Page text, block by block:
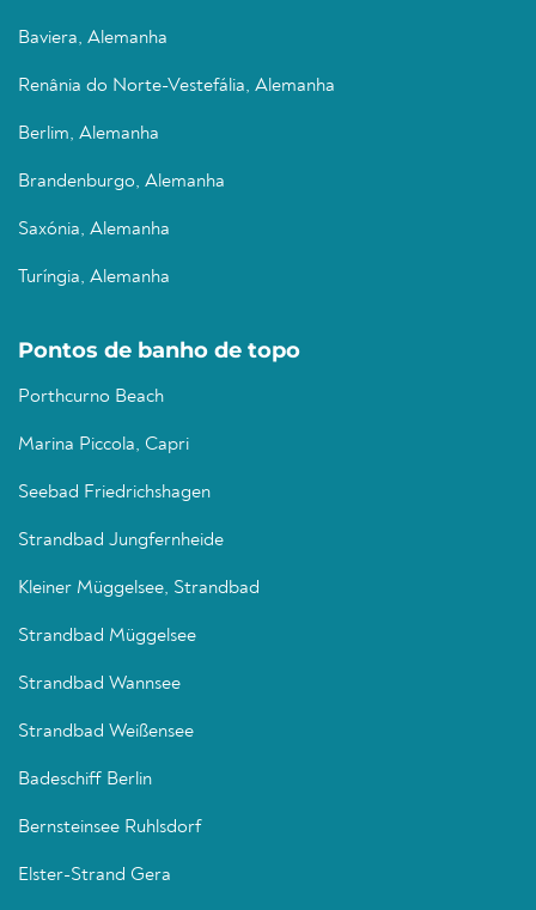
Baviera, Alemanha
Renânia do Norte-Vestefália, Alemanha
Berlim, Alemanha
Brandenburgo, Alemanha
Saxónia, Alemanha
Turíngia, Alemanha
Pontos de banho de topo
Porthcurno Beach
Marina Piccola, Capri
Seebad Friedrichshagen
Strandbad Jungfernheide
Kleiner Müggelsee, Strandbad
Strandbad Müggelsee
Strandbad Wannsee
Strandbad Weißensee
Badeschiff Berlin
Bernsteinsee Ruhlsdorf
Elster-Strand Gera